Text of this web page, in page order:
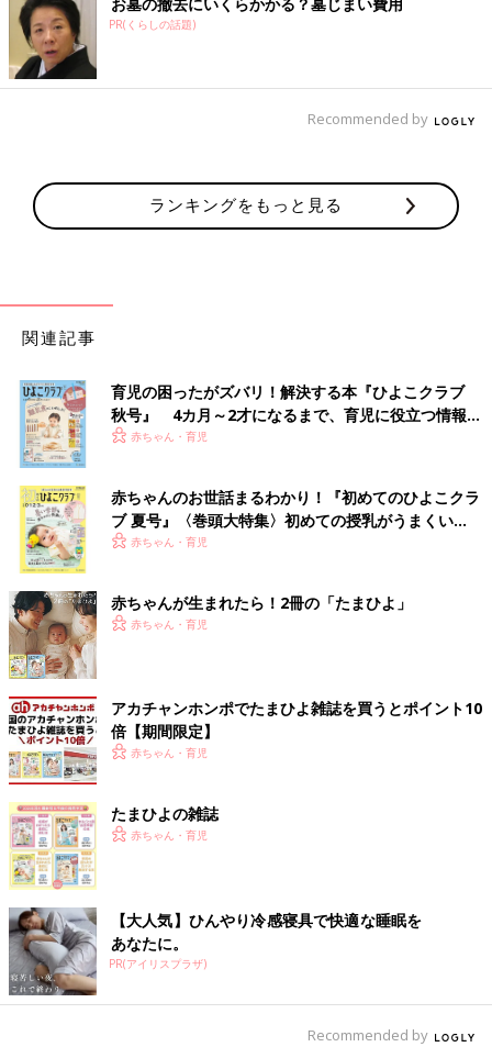
PR(くらしの話題)
Recommended by
ランキングをもっと見る
関連記事
育児の困ったがズバリ！解決する本『ひよこクラブ
秋号』 4カ月～2才になるまで、育児に役立つ情報が
いっぱい！
赤ちゃん・育児
赤ちゃんのお世話まるわかり！『初めてのひよこクラ
ブ 夏号』〈巻頭大特集〉初めての授乳がうまくい
く！ おっぱい・ミルクの基本と夏のトラブル 解決テ
赤ちゃん・育児
赤ちゃんが生まれたら！2冊の「たまひよ」
赤ちゃん・育児
アカチャンホンポでたまひよ雑誌を買うとポイント10
倍【期間限定】
赤ちゃん・育児
たまひよの雑誌
赤ちゃん・育児
【大人気】ひんやり冷感寝具で快適な睡眠を
あなたに。
PR(アイリスプラザ)
Recommended by